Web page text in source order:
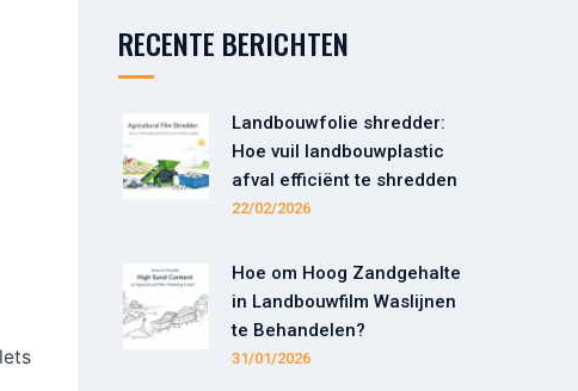
RECENTE BERICHTEN
Landbouwfolie shredder:
Hoe vuil landbouwplastic
afval efficiënt te shredden
22/02/2026
Hoe om Hoog Zandgehalte
in Landbouwfilm Waslijnen
te Behandelen?
31/01/2026